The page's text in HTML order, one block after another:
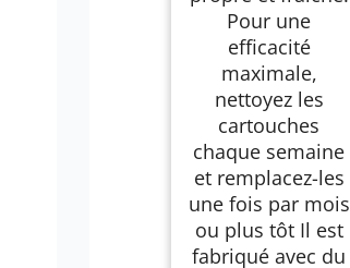
Pour une
efficacité
maximale,
nettoyez les
cartouches
chaque semaine
et remplacez-les
une fois par mois
ou plus tôt Il est
fabriqué avec du